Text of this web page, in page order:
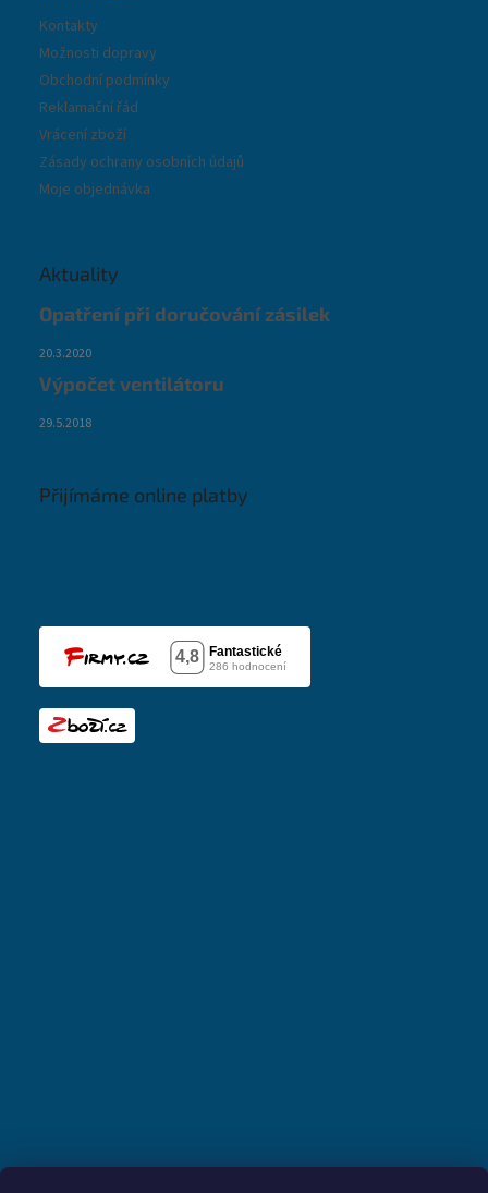
Kontakty
Možnosti dopravy
Obchodní podmínky
Reklamační řád
Vrácení zboží
Zásady ochrany osobních údajů
Moje objednávka
Aktuality
Opatření při doručování zásilek
20.3.2020
Výpočet ventilátoru
29.5.2018
Přijímáme online platby